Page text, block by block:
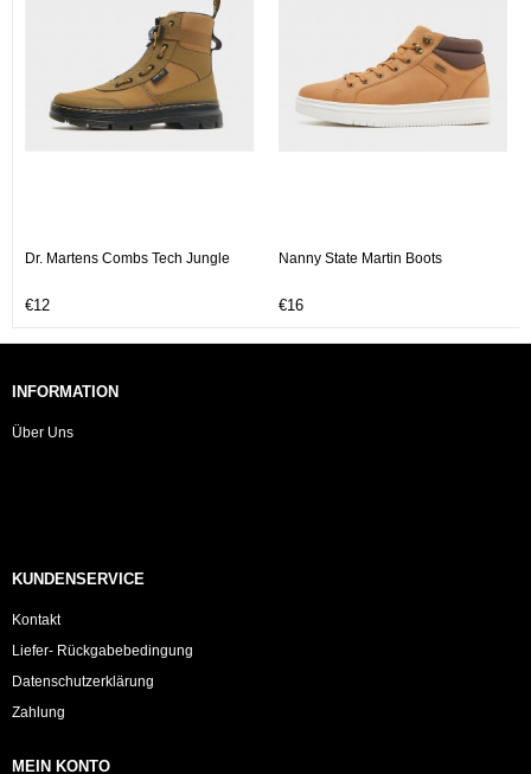
Dr. Martens Combs Tech Jungle
€12
Nanny State Martin Boots
€16
INFORMATION
Über Uns
KUNDENSERVICE
Kontakt
Liefer- Rückgabebedingung
Datenschutzerklärung
Zahlung
MEIN KONTO